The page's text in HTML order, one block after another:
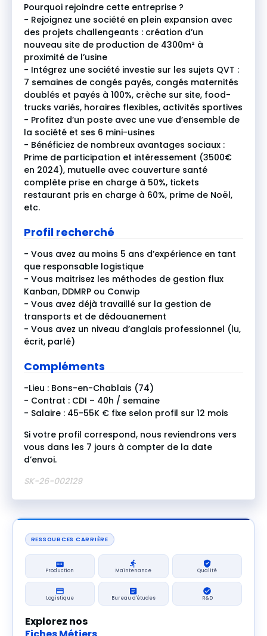
Pourquoi rejoindre cette entreprise ?
- Rejoignez une société en plein expansion avec
des projets challengeants : création d’un
nouveau site de production de 4300m² à
proximité de l’usine
- Intégrez une société investie sur les sujets QVT :
7 semaines de congés payés, congés maternités
doublés et payés à 100%, crèche sur site, food-
trucks variés, horaires flexibles, activités sportives
- Profitez d’un poste avec une vue d’ensemble de
la société et ses 6 mini-usines
- Bénéficiez de nombreux avantages sociaux :
Prime de participation et intéressement (3500€
en 2024), mutuelle avec couverture santé
complète prise en charge à 50%, tickets
restaurant pris en charge à 60%, prime de Noël,
etc.
Profil recherché
- Vous avez au moins 5 ans d’expérience en tant
que responsable logistique
- Vous maitrisez les méthodes de gestion flux
Kanban, DDMRP ou Conwip
- Vous avez déjà travaillé sur la gestion de
transports et de dédouanement
- Vous avez un niveau d’anglais professionnel (lu,
écrit, parlé)
Compléments
-Lieu : Bons-en-Chablais (74)
- Contrat : CDI – 40h / semaine
- Salaire : 45-55K € fixe selon profil sur 12 mois
Si votre profil correspond, nous reviendrons vers
vous dans les 7 jours à compter de la date
d’envoi.
SK-26-002129
RESSOURCES CARRIÈRE
Production Maintenance Qualité
Logistique Bureau d'études R&D
Explorez nos